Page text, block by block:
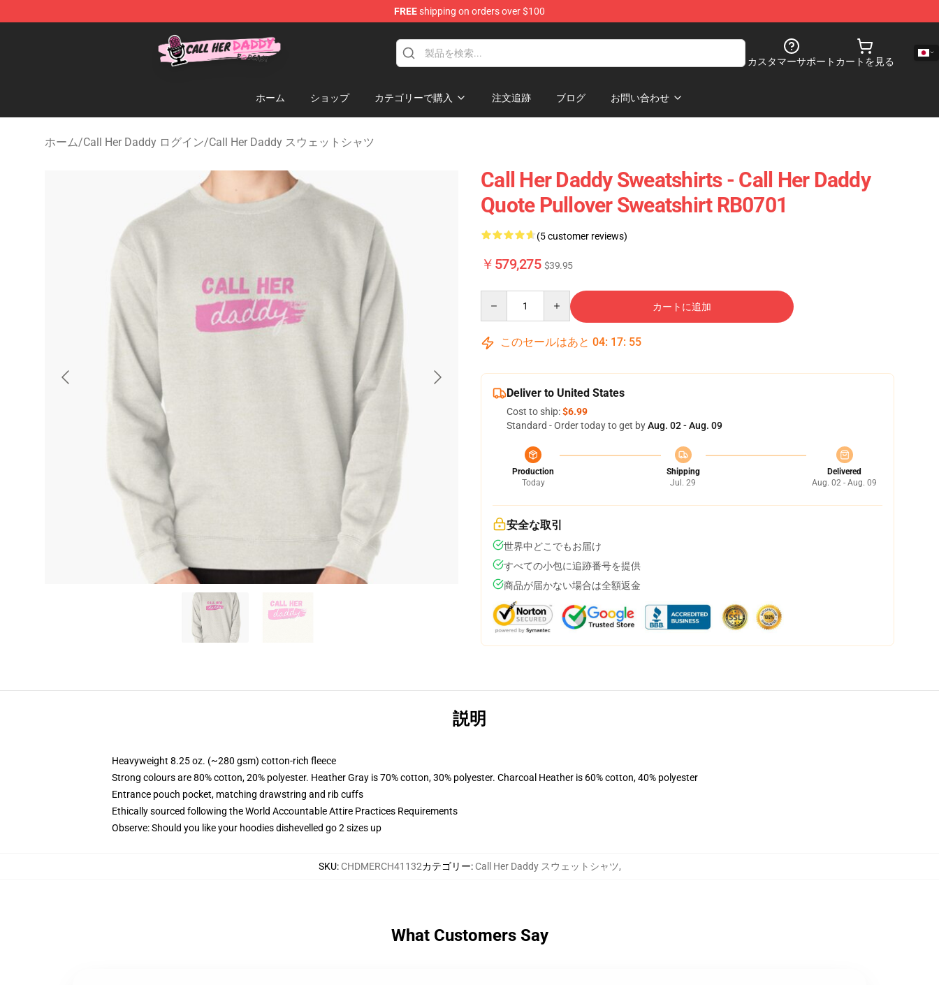
FREEshipping on orders over $100
Call Her Daddy Store - Official Call Her Daddy Merchandise Shop
カスタマーサポート カートを見る
ホーム ショップ カテゴリーで購入 注文追跡 ブログ お問い合わせ
ホーム/Call Her Daddy ログイン/Call Her Daddy スウェットシャツ
Call Her Daddy Sweatshirts - Call Her Daddy
Quote Pullover Sweatshirt RB0701
(5 customer reviews)
￥579,275 $39.95
カートに追加
このセールはあと 04: 17: 54
Deliver to United States
Cost to ship:$6.99
Standard - Order today to get byAug. 02 - Aug. 09
Production
Today
Shipping
Jul. 29
Delivered
Aug. 02 - Aug. 09
安全な取引
世界中どこでもお届け
すべての小包に追跡番号を提供
商品が届かない場合は全額返金
説明
Heavyweight 8.25 oz. (~280 gsm) cotton-rich fleece
Strong colours are 80% cotton, 20% polyester. Heather Gray is 70% cotton, 30% polyester. Charcoal Heather is 60% cotton, 40% polyester
Entrance pouch pocket, matching drawstring and rib cuffs
Ethically sourced following the World Accountable Attire Practices Requirements
Observe: Should you like your hoodies dishevelled go 2 sizes up
SKU: CHDMERCH41132カテゴリー: Call Her Daddy スウェットシャツ,
What Customers Say